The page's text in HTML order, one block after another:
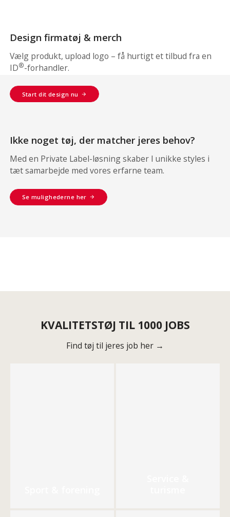
Design firmatøj & merch
Vælg produkt, upload logo – få hurtigt et tilbud fra en
ID®-forhandler.
Start dit design nu
Ikke noget tøj, der matcher jeres behov?
Med en Private Label-løsning skaber I unikke styles i
tæt samarbejde med vores erfarne team.
Se mulighederne her
KVALITETSTØJ TIL 1000 JOBS
Find tøj til jeres job her →